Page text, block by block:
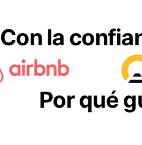
Con la
Por qué